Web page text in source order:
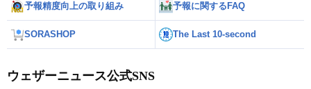
予報精度向上の取り組み 予報に関するFAQ
SORASHOP The Last 10-second
ウェザーニュース公式SNS